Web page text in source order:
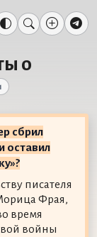
о
сбрил
оставил
писателя
Фрая,
время
войны